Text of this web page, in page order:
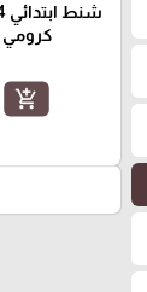
كرومي
add_shopping_cart